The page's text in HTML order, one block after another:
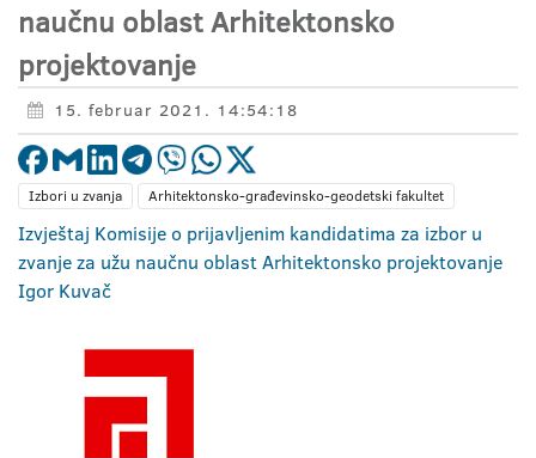
naučnu oblast Arhitektonsko
projektovanje
15. februar 2021. 14:54:18
Izbori u zvanja Arhitektonsko-građevinsko-geodetski fakultet
Izvještaj Komisije o prijavljenim kandidatima za izbor u
zvanje za užu naučnu oblast Arhitektonsko projektovanje
Igor Kuvač